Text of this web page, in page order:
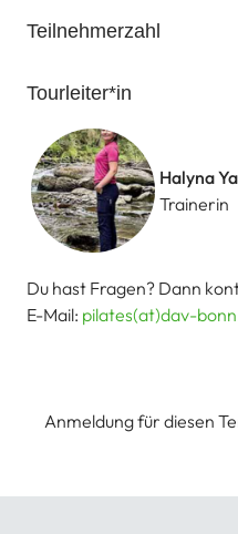
Teilnehmerzahl
Tourleiter*in
Halyna
Trainerin
Du hast Fragen? Dann
E-Mail: pilates(at)dav-
Anmeldung für diesen